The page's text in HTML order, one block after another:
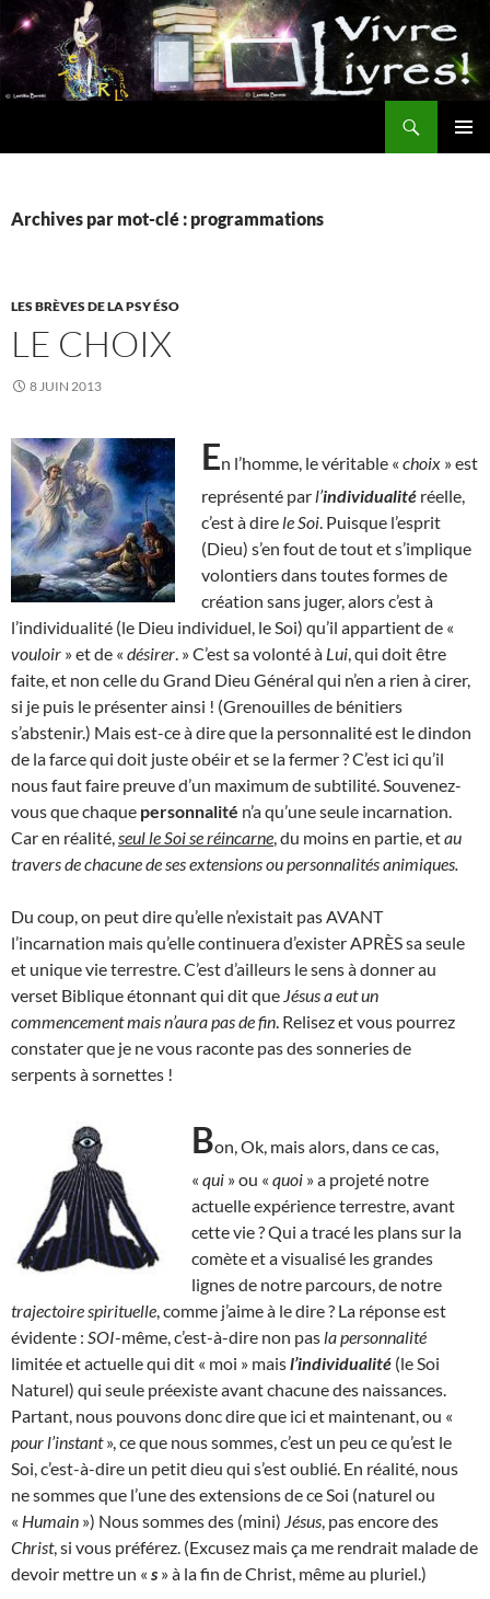
Aller
au
contenu
Archives par mot-clé : programmations
LES BRÈVES DE LA PSY ÉSO
LE CHOIX
8 JUIN 2013
En l’homme, le véritable « choix » est
représenté par l’individualité réelle,
c’est à dire le Soi . Puisque l’esprit
(Dieu) s’en fout de tout et s’implique
volontiers dans toutes formes de
création sans juger, alors c’est à
l’individualité (le Dieu individuel, le Soi) qu’il appartient de «
vouloir » et de « désirer . » C’est sa volonté à Lui , qui doit être
faite, et non celle du Grand Dieu Général qui n’en a rien à cirer,
si je puis le présenter ainsi ! (Grenouilles de bénitiers
s’abstenir.) Mais est-ce à dire que la personnalité est le dindon
de la farce qui doit juste obéir et se la fermer ? C’est ici qu’il
nous faut faire preuve d’un maximum de subtilité. Souvenez-
vous que chaque personnalité n’a qu’une seule incarnation.
Car en réalité, seul le Soi se réincarne , du moins en partie, etau
travers de chacune de ses extensions ou personnalités animiques.
Du coup, on peut dire qu’elle n’existait pas AVANT
l’incarnation mais qu’elle continuera d’exister APRÈS sa seule
et unique vie terrestre. C’est d’ailleurs le sens à donner au
verset Biblique étonnant qui dit que Jésus a eut un
commencement mais n’aura pas de fin . Relisez et vous pourrez
constater que je ne vous raconte pas des sonneries de
serpents à sornettes !
Bon, Ok, mais alors, dans ce cas,
« qui » ou « quoi » a projeté notre
actuelle expérience terrestre, avant
cette vie ? Qui a tracé les plans sur la
comète et a visualisé les grandes
lignes de notre parcours, de notre
trajectoire spirituelle , comme j’aime à le dire ? La réponse est
évidente : SOI-même, c’est-à-dire non pas la personnalité
limitée et actuelle qui dit « moi » maisl’individualité (le Soi
Naturel) qui seule préexiste avant chacune des naissances.
Partant, nous pouvons donc dire que ici et maintenant, ou «
pour l’instant», ce que nous sommes, c’est un peu ce qu’est le
Soi, c’est-à-dire un petit dieu qui s’est oublié. En réalité, nous
ne sommes que l’une des extensions de ce Soi (naturel ou
« Humain ») Nous sommes des (mini) Jésus , pas encore des
Christ, si vous préférez. (Excusez mais ça me rendrait malade de
devoir mettre un « s » à la fin de Christ, même au pluriel.)